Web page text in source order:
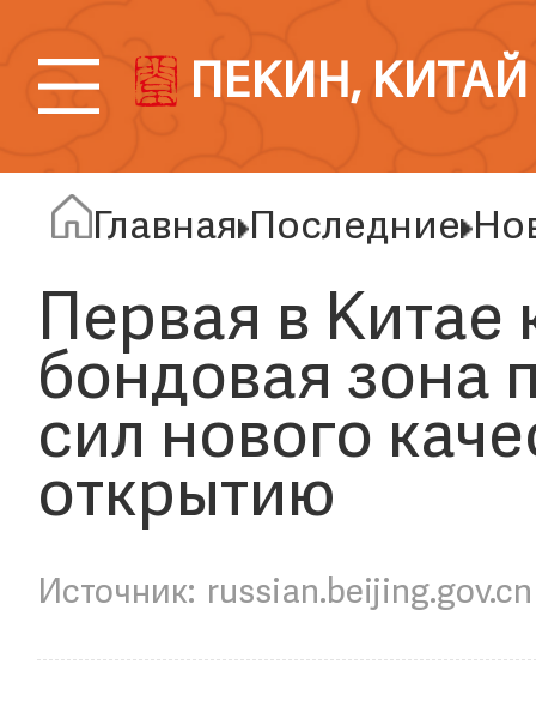
ПЕКИН, КИТАЙ
Главная Последние
Первая в Китае
бондовая зона
сил нового
открытию
russian.beijing.gov.cn